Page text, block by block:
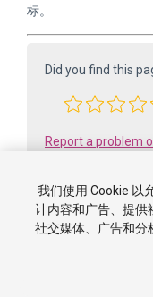
标。
Did you find this
Report a problem
我们使用 Cookie 以
计内容和广告、提供
社交媒体、广告和分